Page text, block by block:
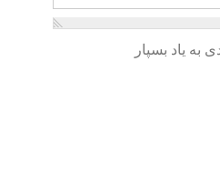
به یاد بسپار